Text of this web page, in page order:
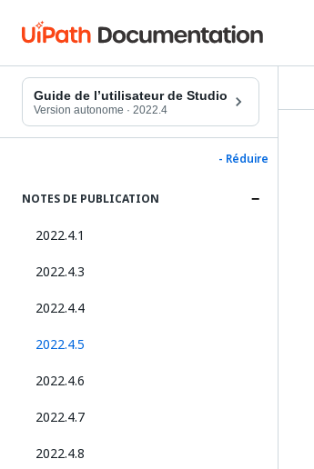
Guide de l’utilisateur de Studio
Version autonome · 2022.4
- Réduire
NOTES DE PUBLICATION
2022.4.1
2022.4.3
2022.4.4
2022.4.5
2022.4.6
2022.4.7
2022.4.8